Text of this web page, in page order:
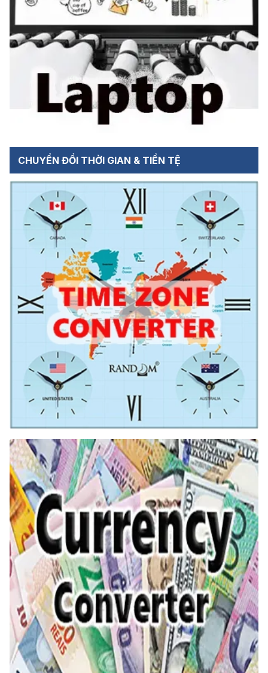
CHUYỂN ĐỔI THỜI GIAN & TIỀN TỆ